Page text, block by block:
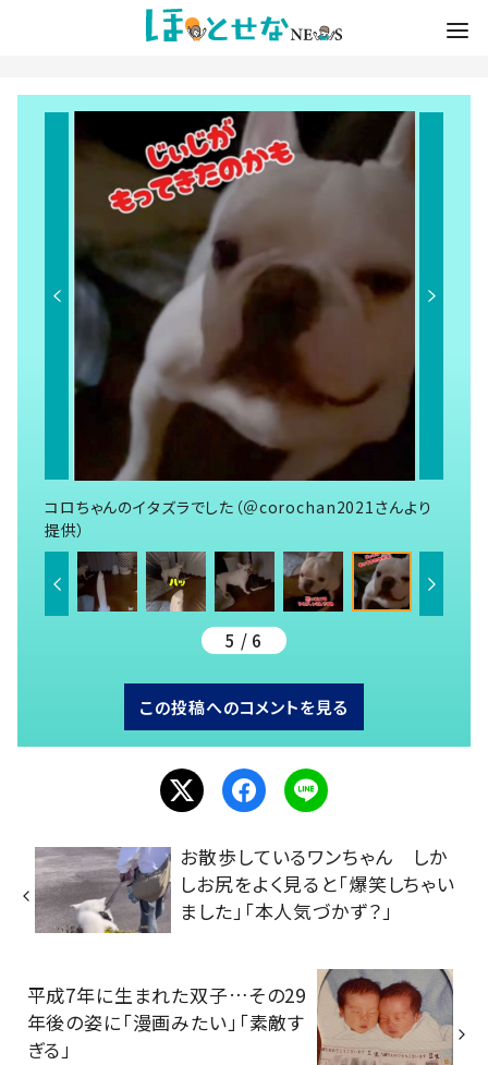
コロちゃんのイタズラでした（＠corochan2021さんより
提供）
5 / 6
この投稿へのコメントを見る
お散歩しているワンちゃん しか
しお尻をよく見ると「爆笑しちゃい
ました」「本人気づかず？」
平成7年に生まれた双子…その29
年後の姿に「漫画みたい」「素敵す
ぎる」